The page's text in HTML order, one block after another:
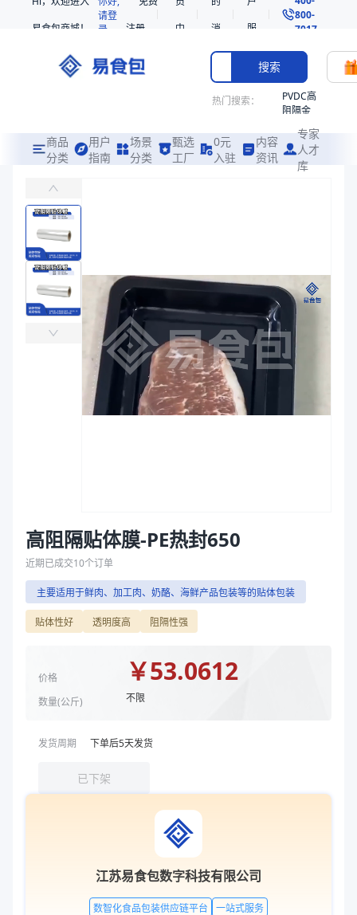
易食包商城！
请登
录
注册
中
消
息
服
务
800-
7017
搜索
热门搜索：
PVDC高
阻隔金
共挤热
收缩袋
烤箱袋
221330
SE53
热收缩
袋
拉伸膜
商品
分类
用户
指南
场景
分类
甄选
工厂
0元
入驻
内容
资讯
专家
人才
库
主要适用于鲜肉、加工肉、奶酪、海鲜产品包装等的贴体包装
易食包（EPAK）专注于高阻隔贴体膜-PE热封650包装，提供详尽的规
产品卖点：贴体性好、透明度高、阻隔性强
应用场景：主要适用于鲜肉、加工肉、奶酪、海鲜产品包装等的贴体包装
￥53.0612
商品参数
贴体膜
PE
高阻隔贴体膜-PE热封650
近期已成交10个订单
主要适用于鲜肉、加工肉、奶酪、海鲜产品包装等的贴体包装
贴体性好 透明度高 阻隔性强
价格
数量(公斤)
￥53.0612
不限
发货周期 下单后5天发货
已下架
江苏易食包数字科技有限公司
数智化食品包装供应链平台 一站式服务